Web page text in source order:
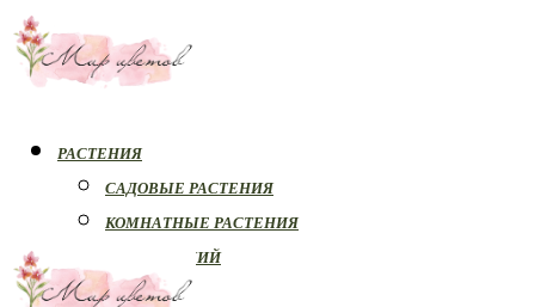
РАСТЕНИЯ
САДОВЫЕ РАСТЕНИЯ
КОМНАТНЫЕ РАСТЕНИЯ
БОЛЕЗНИ РАСТЕНИЙ
ОРХИДЕИ